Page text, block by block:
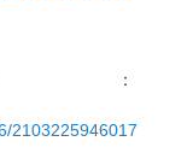
の話題 ：
2103225946017